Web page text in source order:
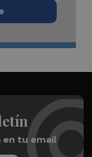
en tu email